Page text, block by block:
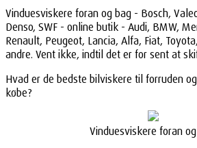
Vinduesviskere foran og bag - Bosch,
Denso, SWF - online butik - Audi, BMW,
Renault, Peugeot, Lancia, Alfa, Fiat,
andre. Vent ikke, indtil det er for sent at
Hvad er de bedste bilviskere til forruden
købe?
Vinduesviskere foran